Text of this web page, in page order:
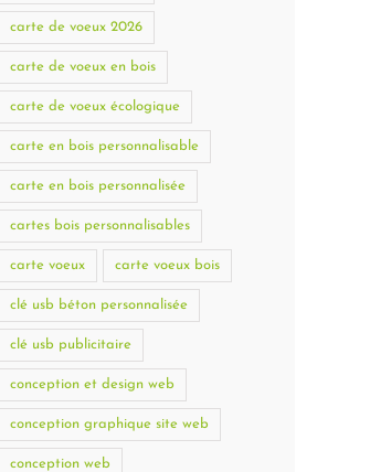
carte de voeux 2026
carte de voeux en bois
carte de voeux écologique
carte en bois personnalisable
carte en bois personnalisée
cartes bois personnalisables
carte voeux carte voeux bois
clé usb béton personnalisée
clé usb publicitaire
conception et design web
conception graphique site web
conception web